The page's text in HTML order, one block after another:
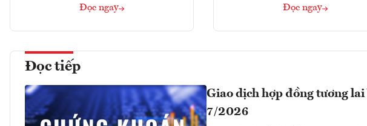
Đọc ngay Đọc ngay
Đọc tiếp
Giao dịch hợp đồng tương
7/2026